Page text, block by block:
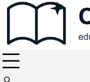
Skip